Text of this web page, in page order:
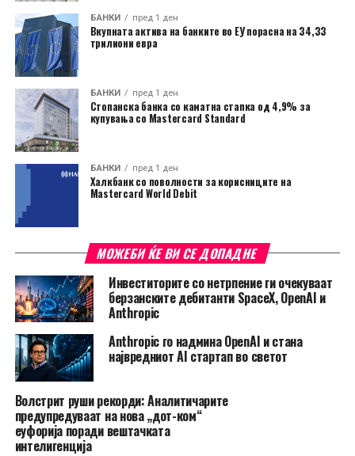
БАНКИ пред 1 ден
Вкупната актива на банките во ЕУ порасна на 34,33
трилиони евра
БАНКИ пред 1 ден
Стопанска банка со каматна стапка од 4,9% за
купувања со Mastercard Standard
БАНКИ пред 1 ден
Халкбанк со поволности за корисниците на
Mastercard World Debit
МОЖЕБИ ЌЕ ВИ СЕ ДОПАДНЕ
Инвеститорите со нетрпение ги очекуваат
берзанските дебитанти SpaceX, OpenAI и
Anthropic
Anthropic го надмина OpenAI и стана
највредниот AI стартап во светот
Волстрит руши рекорди: Аналитичарите
предупредуваат на нова „дот-ком“
еуфорија поради вештачката
интелигенција